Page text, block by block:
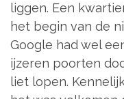
liggen. Een
het begin van de
Google had wel
ijzeren poorten
liet lopen.